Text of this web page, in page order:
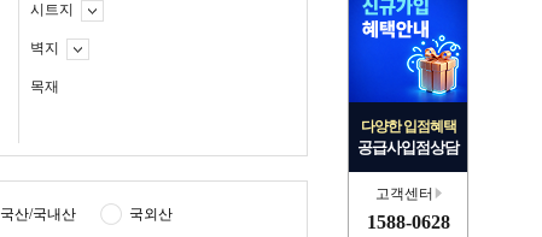
다양한 입점혜택
공급사입점상담
고객센터
1588-0628
시트지
벽지
목재
국산/국내산 국외산